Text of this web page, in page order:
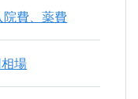
費、薬費
場